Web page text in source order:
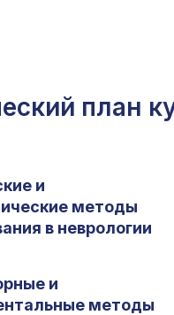
план
и
методы
в неврологии
и
методы